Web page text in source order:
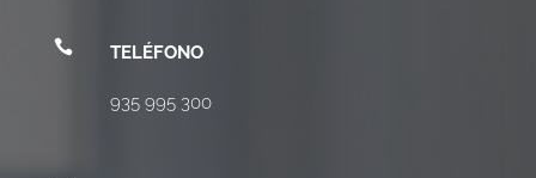
 TELÉFONO
935 995 300